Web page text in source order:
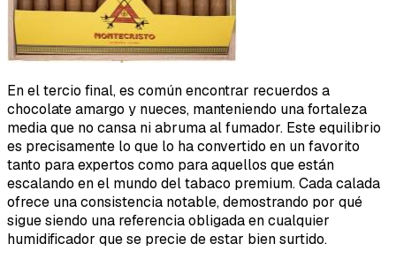
En el tercio final, es común encontrar recuerdos a
chocolate amargo y nueces, manteniendo una fortaleza
media que no cansa ni abruma al fumador. Este equilibrio
es precisamente lo que lo ha convertido en un favorito
tanto para expertos como para aquellos que están
escalando en el mundo del tabaco premium. Cada calada
ofrece una consistencia notable, demostrando por qué
sigue siendo una referencia obligada en cualquier
humidificador que se precie de estar bien surtido.